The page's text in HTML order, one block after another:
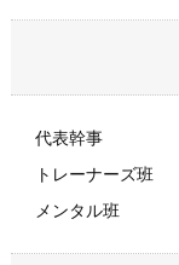
代表幹事
トレーナーズ班
メンタル班